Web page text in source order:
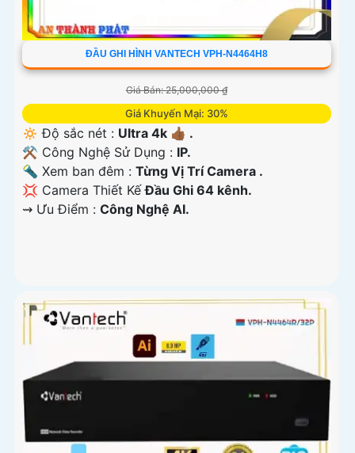
ĐẦU GHI HÌNH VANTECH VPH-N4464H8
Giá Bán: 25,000,000 ₫
Giá Khuyến Mại: 30%
🔅 Độ sắc nét : Ultra 4k 👍🏾 .
⚒ Công Nghệ Sử Dụng : IP.
🔦 Xem ban đêm : Từng Vị Trí Camera .
💢 Camera Thiết KếĐầu Ghi 64 kênh.
️⇝ Ưu Điểm : Công Nghệ AI.